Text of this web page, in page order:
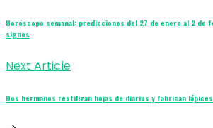
Horóscopo semanal: predicciones del 27 de enero al 2 de
signos
Next Article
Dos hermanos reutilizan hojas de diarios y fabrican